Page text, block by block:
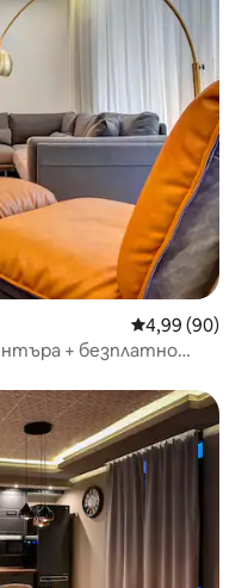
Средна
4,99 (90)
+ безплатно